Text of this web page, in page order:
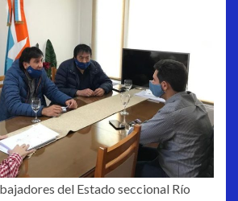
del Estado seccional Río